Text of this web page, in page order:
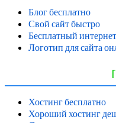
Блог бесплатно
Свой сайт быстро
Бесплатный
Логотип для сайта
Хостинг бесплатно
Хороший хостинг